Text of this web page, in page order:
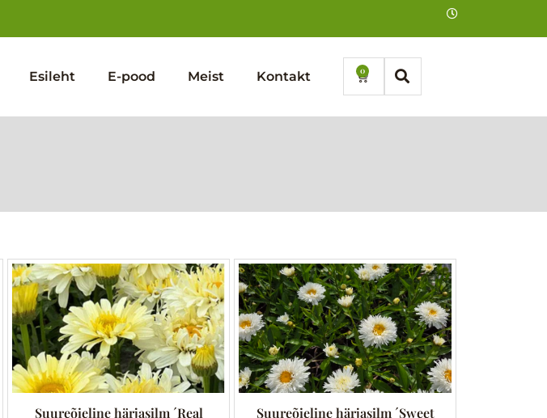
Esileht E-pood Meist Kontakt 0
Cart
Suureõieline härjasilm ´Real
Suureõieline härjasilm ´Sweet